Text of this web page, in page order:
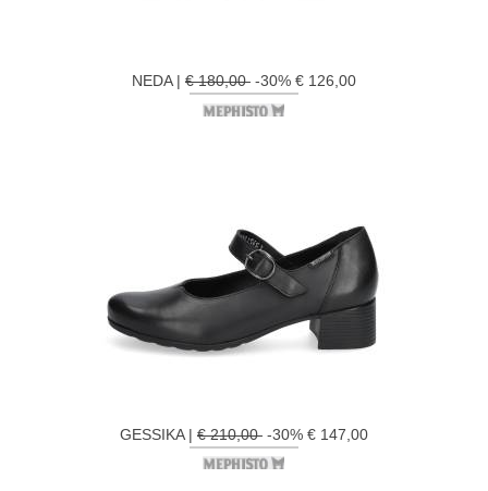
NEDA | € 180,00-30% € 126,00
GESSIKA | € 210,00-30% € 147,00